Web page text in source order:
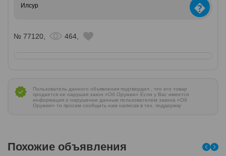
Илсур �
№ 77120, 464,
Пользователь данного объявления подтвердил , что его товар
продается не нарушая закон «Об Оружии» Если у Вас имеется
информация о нарушении данным пользователем закона «Об
Оружии» то просим сообщить нам написав в тех. поддержку
Похожие объявления